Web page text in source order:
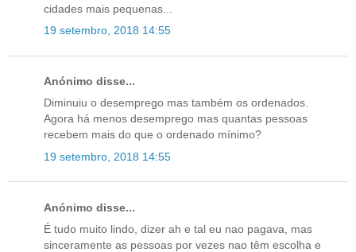
cidades mais pequenas...
19 setembro, 2018 14:55
Anónimo disse...
Diminuiu o desemprego mas também os ordenados.
Agora há menos desemprego mas quantas pessoas
recebem mais do que o ordenado mínimo?
19 setembro, 2018 14:55
Anónimo disse...
É tudo muito lindo, dizer ah e tal eu nao pagava, mas
sinceramente as pessoas por vezes nao têm escolha e